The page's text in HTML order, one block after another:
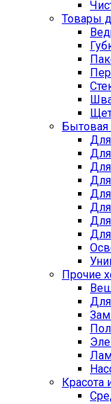
Товары
Для
Для
Прочие
Красота